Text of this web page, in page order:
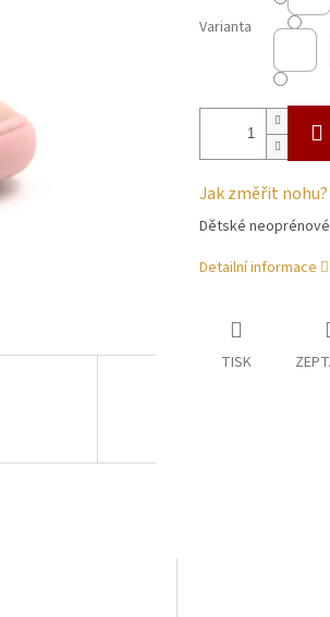
Varianta
Jak změřit nohu?
Dětské
Detailní informace
TISK